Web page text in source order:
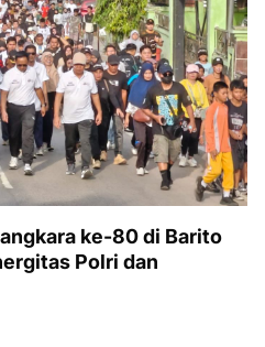
ke-80 di Barito
Polri dan